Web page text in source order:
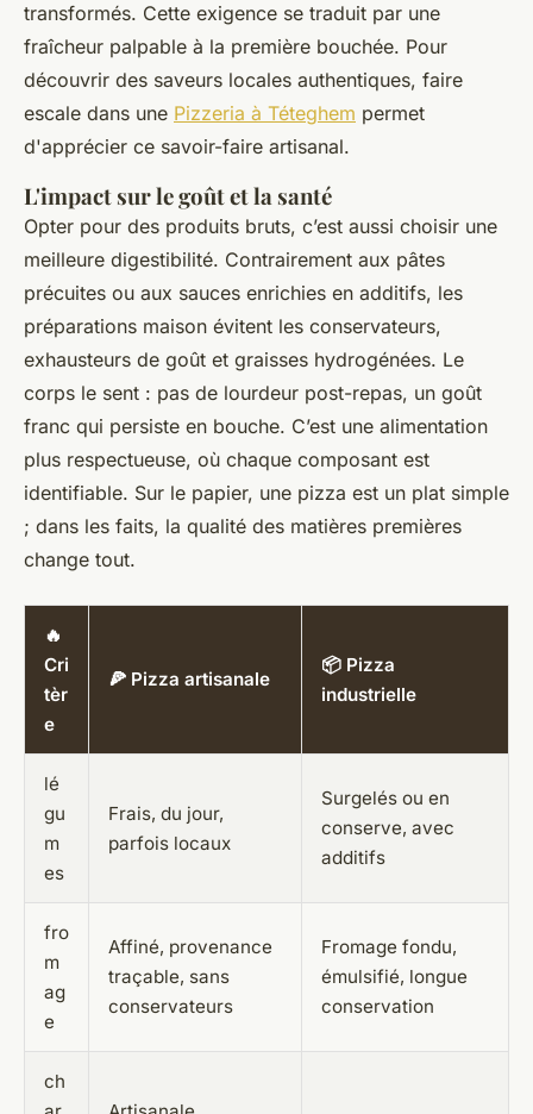
transformés. Cette exigence se traduit par une
fraîcheur palpable à la première bouchée. Pour
découvrir des saveurs locales authentiques, faire
escale dans une Pizzeria à Téteghem permet
d'apprécier ce savoir-faire artisanal.
L'impact sur le goût et la santé
Opter pour des produits bruts, c’est aussi choisir une
meilleure digestibilité. Contrairement aux pâtes
précuites ou aux sauces enrichies en additifs, les
préparations maison évitent les conservateurs,
exhausteurs de goût et graisses hydrogénées. Le
corps le sent : pas de lourdeur post-repas, un goût
franc qui persiste en bouche. C’est une alimentation
plus respectueuse, où chaque composant est
identifiable. Sur le papier, une pizza est un plat simple
; dans les faits, la qualité des matières premières
change tout.
🔥
Cri
tèr
e
🍕 Pizza artisanale
📦 Pizza
industrielle
lé
gu
m
es
Frais, du jour,
parfois locaux
Surgelés ou en
conserve, avec
additifs
fro
m
ag
e
Affiné, provenance
traçable, sans
conservateurs
Fromage fondu,
émulsifié, longue
conservation
ch